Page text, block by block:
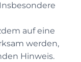
auf eine
werden,
Hinweis.